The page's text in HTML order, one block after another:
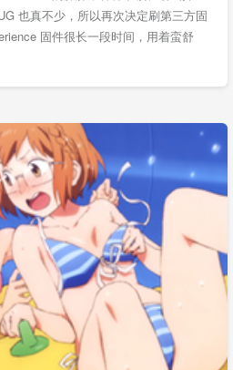
也真不少，所以再次决定刷第三方固
固件很长一段时间，用着蛮舒